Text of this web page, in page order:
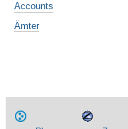
Accounts
Ämter